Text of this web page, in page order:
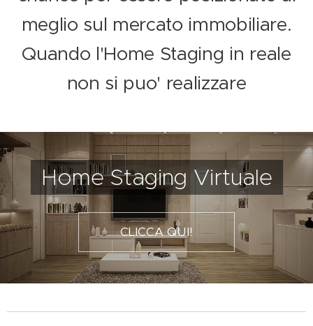
meglio sul mercato immobiliare.
Quando l'Home Staging in reale
non si puo' realizzare
Home Staging Virtuale
CLICCA QUI!